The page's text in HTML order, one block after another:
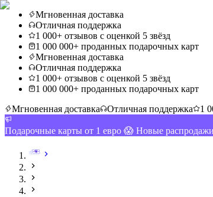
Мгновенная доставка
Отличная поддержка
1 000+ отзывов с оценкой 5 звёзд
1 000 000+ проданных подарочных карт
Мгновенная доставка
Отличная поддержка
1 000+ отзывов с оценкой 5 звёзд
1 000 000+ проданных подарочных карт
Мгновенная доставка
Отличная поддержка 1
Подарочные карты от 1 евро 😱 Новые